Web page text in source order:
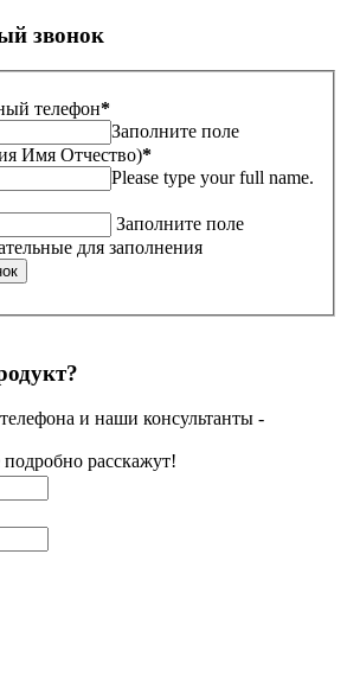
звонок
телефон*
Заполните поле
Имя Отчество)*
Please type your full name.
Заполните поле
для заполнения
и наши консультанты -
расскажут!